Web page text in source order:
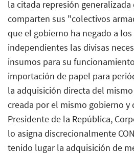
la citada represión
comparten sus "colectivos
que el gobierno ha negado a
independientes las divisas
insumos para su
importación de papel para
la adquisición directa del
creada por el mismo gobierno y
Presidente de la República,
lo asigna discrecionalmente
tenido lugar la adquisición de